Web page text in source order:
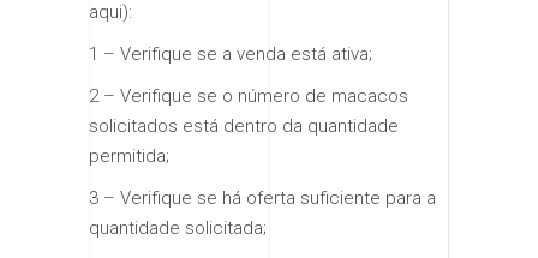
aqui):
1 – Verifique se a venda está ativa;
2 – Verifique se o número de macacos
solicitados está dentro da quantidade
permitida;
3 – Verifique se há oferta suficiente para a
quantidade solicitada;